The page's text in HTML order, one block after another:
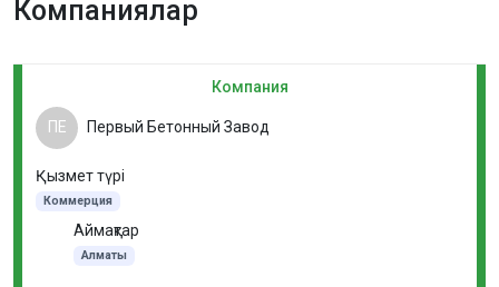
Компаниялар
Компания
ПЕ Первый Бетонный Завод
Қызмет түрі
Коммерция
Аймақтар
Алматы